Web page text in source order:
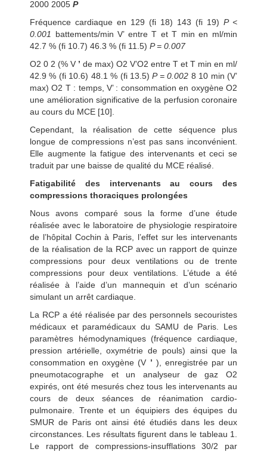
2000 2005 P
Fréquence cardiaque en 129 (fi 18) 143 (fi 19) P <
0.001
battements/min V’ entre T et T min en ml/min
42.7 % (fi 10.7) 46.3 % (fi 11.5) P = 0.007
O2 0 2 (% V ’ de max) O2 V’O2 entre T et T min en ml/
42.9 % (fi 10.6) 48.1 % (fi 13.5)P = 0.002 8 10 min (V’
max) O2 T : temps, V’ : consommation en oxygène O2
une amélioration significative de la perfusion coronaire
au cours du MCE [10].
Cependant, la réalisation de cette séquence plus
longue de compressions n’est pas sans inconvénient.
Elle augmente la fatigue des intervenants et ceci se
traduit par une baisse de qualité du MCE réalisé.
Fatigabilité des intervenants au cours des
compressions thoraciques prolongées
Nous avons comparé sous la forme d’une étude
réalisée avec le laboratoire de physiologie respiratoire
de l’hôpital Cochin à Paris, l’effet sur les intervenants
de la réalisation de la RCP avec un rapport de quinze
compressions pour deux ventilations ou de trente
compressions pour deux ventilations. L’étude a été
réalisée à l’aide d’un mannequin et d’un scénario
simulant un arrêt cardiaque.
La RCP a été réalisée par des personnels secouristes
médicaux et paramédicaux du SAMU de Paris. Les
paramètres hémodynamiques (fréquence cardiaque,
pression artérielle, oxymétrie de pouls) ainsi que la
consommation en oxygène (V ’ ), enregistrée par un
pneumotacographe et un analyseur de gaz O2
expirés, ont été mesurés chez tous les intervenants au
cours de deux séances de réanimation cardio-
pulmonaire. Trente et un équipiers des équipes du
SMUR de Paris ont ainsi été étudiés dans les deux
circonstances. Les résultats figurent dans le tableau 1.
Le rapport de compressions-insufflations 30/2 par